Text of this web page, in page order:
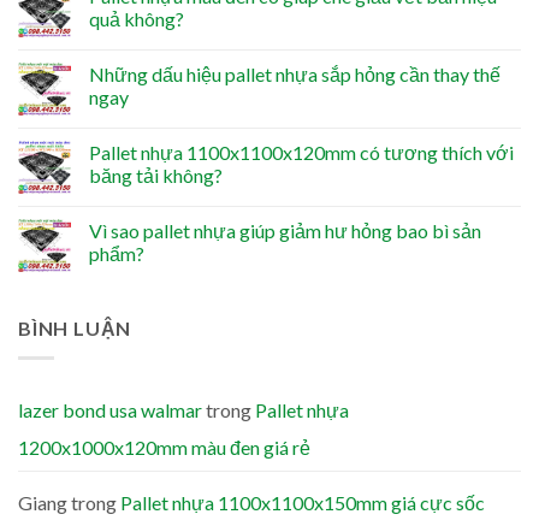
quả không?
Những dấu hiệu pallet nhựa sắp hỏng cần thay thế
ngay
Pallet nhựa 1100x1100x120mm có tương thích với
băng tải không?
Vì sao pallet nhựa giúp giảm hư hỏng bao bì sản
phẩm?
BÌNH LUẬN
lazer bond usa walmartrong Pallet nhựa
1200x1000x120mm màu đen giá rẻ
Giangtrong Pallet nhựa 1100x1100x150mm giá cực sốc